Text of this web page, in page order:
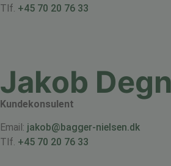
Tlf. +45 70 20 76 33
Jakob Degn
Kundekonsulent
Email: jakob@bagger-nielsen.dk
Tlf. +45 70 20 76 33